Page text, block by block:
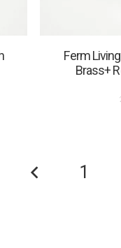
Ferm
Brass+
1